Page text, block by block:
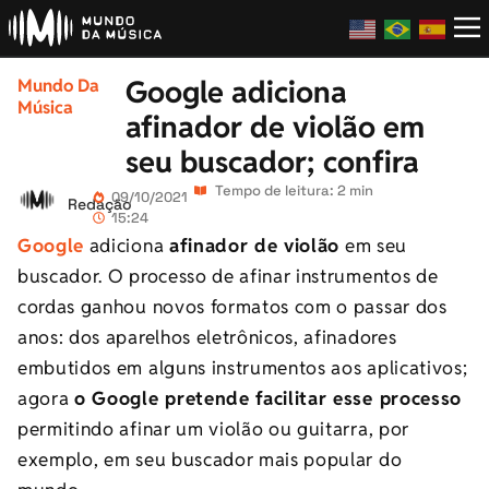
Mundo Da
Música
Google adiciona
afinador de violão em
seu buscador; confira
Redação09/10/2021
15:24
Tempo de leitura: 2 min
Google adiciona afinador de violão em seu
buscador. O processo de afinar instrumentos de
cordas ganhou novos formatos com o passar dos
anos: dos aparelhos eletrônicos, afinadores
embutidos em alguns instrumentos aos aplicativos;
agorao Google pretende facilitar esse processo
permitindo afinar um violão ou guitarra, por
exemplo, em seu buscador mais popular do